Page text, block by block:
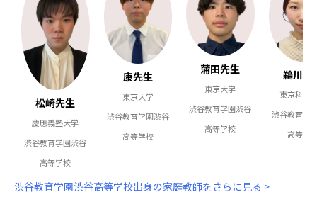
松崎先生
慶應義塾大学
渋谷教育学園渋谷
高等学校
康先生
東京大学
渋谷教育学園渋谷
高等学校
蒲田先生
東京大学
渋谷教育学園渋谷
高等学校
鵜川先
東京科学
渋谷教育学
高等学
渋谷教育学園渋谷高等学校出身の家庭教師をさらに見る >